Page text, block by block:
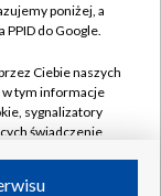
poniżej, a
do Google.
Ciebie naszych
w tym informacje
sygnalizatory
świadczenie